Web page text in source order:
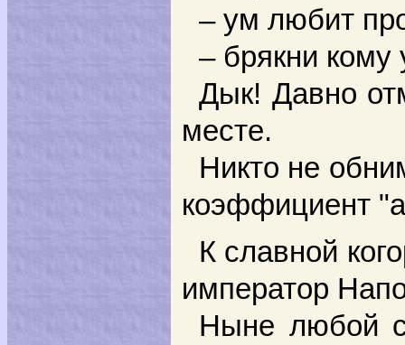
– ум любит
– брякни кому
Дык! Давно
месте.
Никто не
коэффициент
К славной
император
Ныне любой с